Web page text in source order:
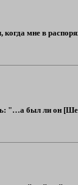
мне в
"…а был ли он